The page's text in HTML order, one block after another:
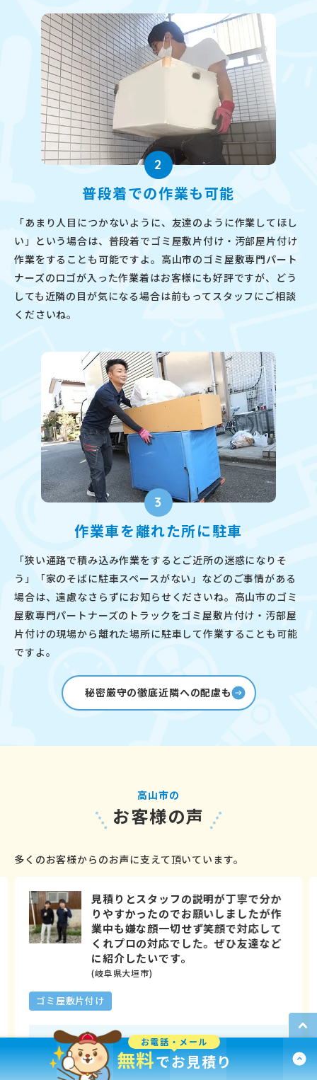
2
普段着での作業も可能
「あまり人目につかないように、友達のように作業してほし
い」という場合は、普段着でゴミ屋敷片付け・汚部屋片付け
作業をすることも可能ですよ。高山市のゴミ屋敷専門パート
ナーズのロゴが入った作業着はお客様にも好評ですが、どう
しても近隣の目が気になる場合は前もってスタッフにご相談
くださいね。
3
作業車を離れた所に駐車
「狭い通路で積み込み作業をするとご近所の迷惑になりそ
う」「家のそばに駐車スペースがない」などのご事情がある
場合は、遠慮なさらずにお知らせくださいね。高山市のゴミ
屋敷専門パートナーズのトラックをゴミ屋敷片付け・汚部屋
片付けの現場から離れた場所に駐車して作業することも可能
ですよ。
秘密厳守の徹底近隣への配慮も
高山市の
お客様の声
多くのお客様からのお声に支えて頂いています。
見積りとスタッフの説明が丁寧で分か
りやすかったのでお願いしましたが作
業中も嫌な顔一切せず笑顔で対応して
くれプロの対応でした。ぜひ友達など
に紹介したいです。
(岐阜県大垣市)
ゴミ屋敷片付け
BEFORE AFTER
お電話・メール
無料でお見積り